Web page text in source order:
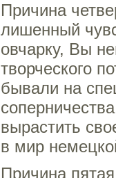
Причина
лишенный
овчарку, Вы
творческого
бывали на
вырастить
в мир
Причина